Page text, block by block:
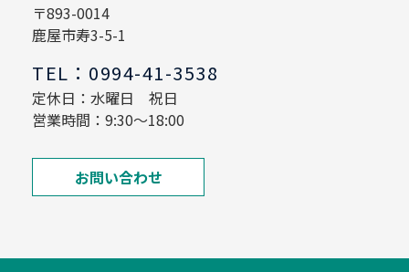
〒893-0014
鹿屋市寿3-5-1
TEL：0994-41-3538
定休日：水曜日 祝日
営業時間：9:30～18:00
お問い合わせ